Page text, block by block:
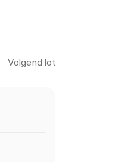
Volgend lot